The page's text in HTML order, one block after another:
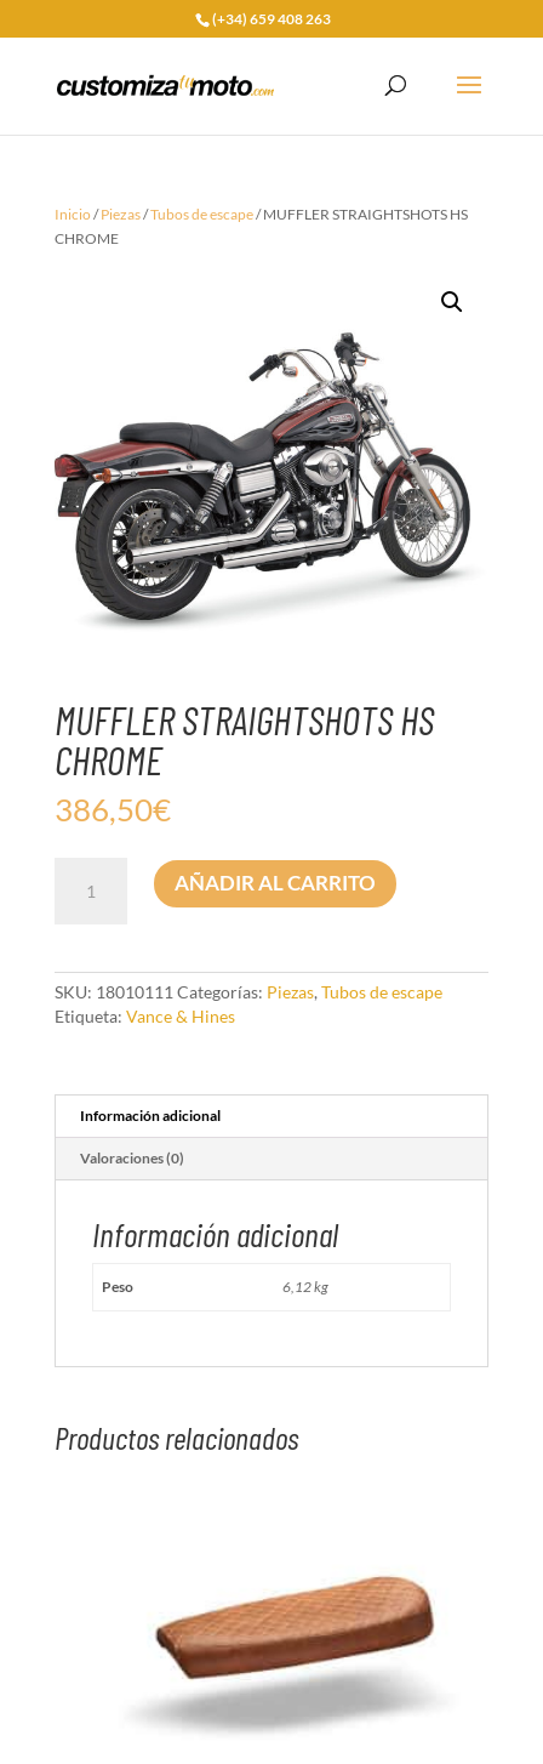
(+34) 659 408 263
Inicio/Piezas/Tubos de escape/ MUFFLER STRAIGHTSHOTS HS
CHROME
MUFFLER STRAIGHTSHOTS HS
CHROME
386,50€
STRAIGHTSHOTS
AÑADIR AL CARRITO
SKU: 18010111 Categorías: Piezas, Tubos de escape
Etiqueta: Vance & Hines
Información adicional
Valoraciones (0)
Información adicional
Peso 6,12 kg
Productos relacionados